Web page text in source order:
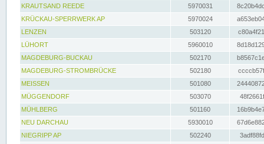
KRAUTSAND REEDE
5970031
KRÜCKAU-SPERRWERK AP
5970024
LENZEN
503120
LÜHORT
5960010
MAGDEBURG-BUCKAU
502170
MAGDEBURG-STROMBRÜCKE
502180
MEISSEN
501080
MÜGGENDORF
503070
MÜHLBERG
501160
NEU DARCHAU
5930010
NIEGRIPP AP
502240